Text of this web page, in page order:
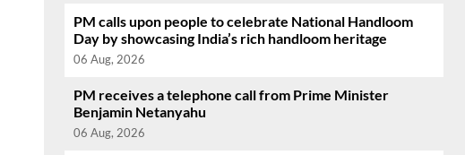
PM calls upon people to celebrate National Handloom
Day by showcasing India’s rich handloom heritage
06 Aug, 2026
PM receives a telephone call from Prime Minister
Benjamin Netanyahu
06 Aug, 2026